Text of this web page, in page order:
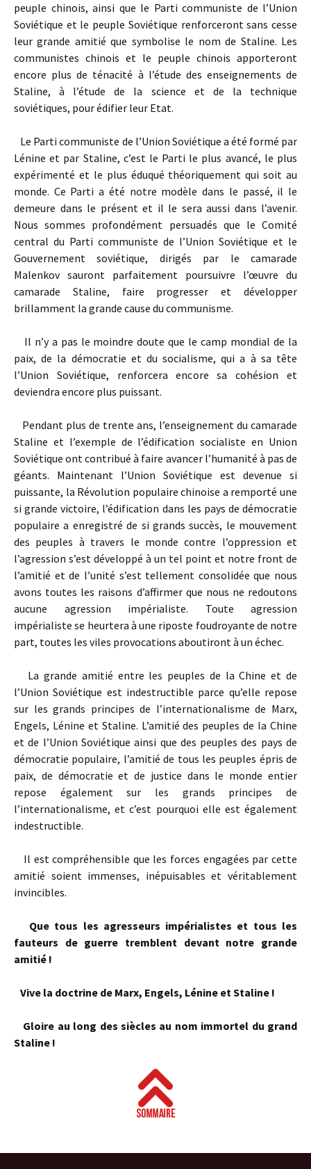
peuple chinois, ainsi que le Parti communiste de l’Union
Soviétique et le peuple Soviétique renforceront sans cesse
leur grande amitié que symbolise le nom de Staline. Les
communistes chinois et le peuple chinois apporteront
encore plus de ténacité à l’étude des enseignements de
Staline, à l’étude de la science et de la technique
soviétiques, pour édifier leur Etat.
Le Parti communiste de l’Union Soviétique a été formé par
Lénine et par Staline, c’est le Parti le plus avancé, le plus
expérimenté et le plus éduqué théoriquement qui soit au
monde. Ce Parti a été notre modèle dans le passé, il le
demeure dans le présent et il le sera aussi dans l’avenir.
Nous sommes profondément persuadés que le Comité
central du Parti communiste de l’Union Soviétique et le
Gouvernement soviétique, dirigés par le camarade
Malenkov sauront parfaitement poursuivre l’œuvre du
camarade Staline, faire progresser et développer
brillamment la grande cause du communisme.
Il n’y a pas le moindre doute que le camp mondial de la
paix, de la démocratie et du socialisme, qui a à sa tête
l’Union Soviétique, renforcera encore sa cohésion et
deviendra encore plus puissant.
Pendant plus de trente ans, l’enseignement du camarade
Staline et l’exemple de l’édification socialiste en Union
Soviétique ont contribué à faire avancer l’humanité à pas de
géants. Maintenant l’Union Soviétique est devenue si
puissante, la Révolution populaire chinoise a remporté une
si grande victoire, l’édification dans les pays de démocratie
populaire a enregistré de si grands succès, le mouvement
des peuples à travers le monde contre l’oppression et
l’agression s’est développé à un tel point et notre front de
l’amitié et de l’unité s’est tellement consolidée que nous
avons toutes les raisons d’affirmer que nous ne redoutons
aucune agression impérialiste. Toute agression
impérialiste se heurtera à une riposte foudroyante de notre
part, toutes les viles provocations aboutiront à un échec.
La grande amitié entre les peuples de la Chine et de
l’Union Soviétique est indestructible parce qu’elle repose
sur les grands principes de l’internationalisme de Marx,
Engels, Lénine et Staline. L’amitié des peuples de la Chine
et de l’Union Soviétique ainsi que des peuples des pays de
démocratie populaire, l’amitié de tous les peuples épris de
paix, de démocratie et de justice dans le monde entier
repose également sur les grands principes de
l’internationalisme, et c’est pourquoi elle est également
indestructible.
Il est compréhensible que les forces engagées par cette
amitié soient immenses, inépuisables et véritablement
invincibles.
Que tous les agresseurs impérialistes et tous les
fauteurs de guerre tremblent devant notre grande
amitié !
Vive la doctrine de Marx, Engels, Lénine et Staline !
Gloire au long des siècles au nom immortel du grand
Staline !